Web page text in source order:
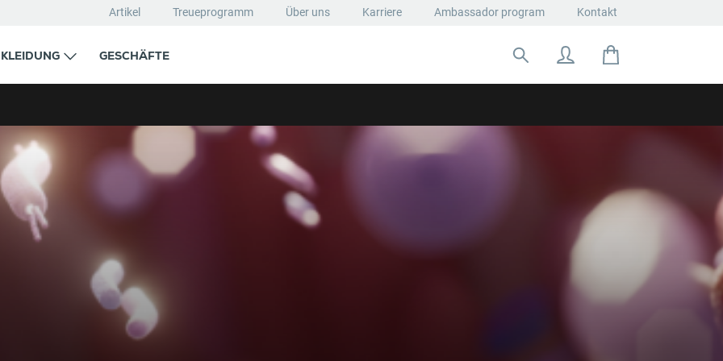
Artikel Treueprogramm Über uns Karriere Ambassador program Kontakt
KLEIDUNG GESCHÄFTE
Suche nach: